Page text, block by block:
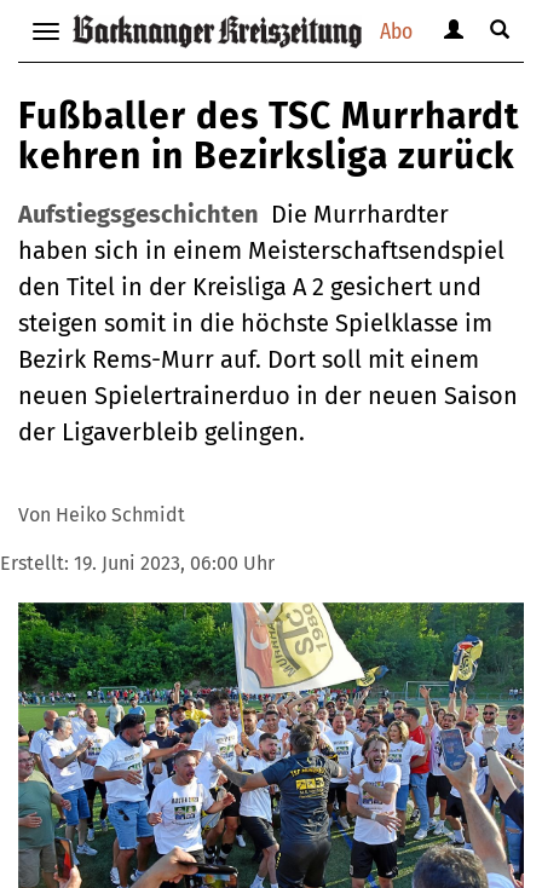
Abo
Navigation
anzeigen
bzw.
verbergen
anzeigen
verbergen
Suche
Fußballer des TSC Murrhardt
kehren in Bezirksliga zurück
Aufstiegsgeschichten Die Murrhardter
haben sich in einem Meisterschaftsendspiel
den Titel in der Kreisliga A 2 gesichert und
steigen somit in die höchste Spielklasse im
Bezirk Rems-Murr auf. Dort soll mit einem
neuen Spielertrainerduo in der neuen Saison
der Ligaverbleib gelingen.
Von Heiko Schmidt
Erstellt: 19. Juni 2023, 06:00 Uhr